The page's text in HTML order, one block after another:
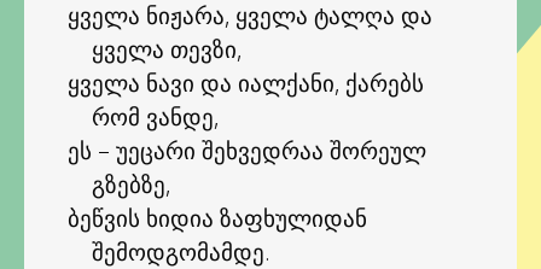
ყველა ნიჟარა, ყველა ტალღა და
ყველა თევზი,
ყველა ნავი და იალქანი, ქარებს
რომ ვანდე,
ეს – უეცარი შეხვედრაა შორეულ
გზებზე,
ბეწვის ხიდია ზაფხულიდან
შემოდგომამდე.